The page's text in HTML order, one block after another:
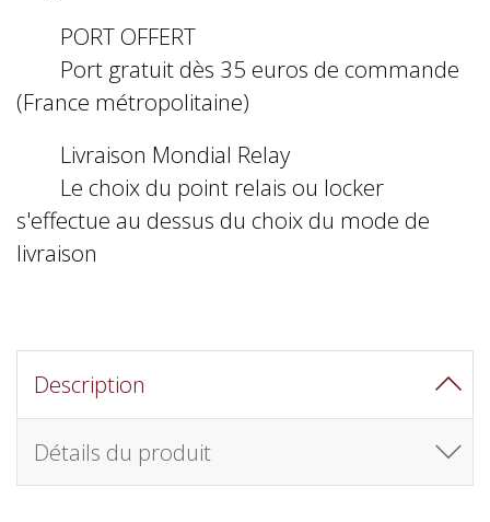
PORT OFFERT
Port gratuit dès 35 euros de commande
(France métropolitaine)
Livraison Mondial Relay
Le choix du point relais ou locker
s'effectue au dessus du choix du mode de
livraison
Description
Détails du produit